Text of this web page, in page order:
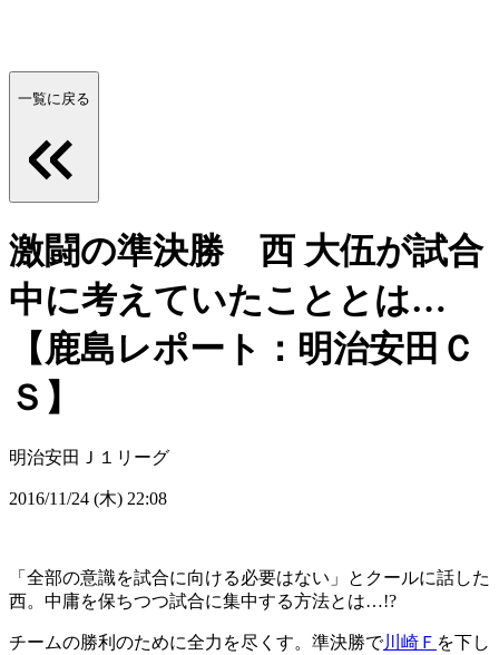
一覧に戻る
激闘の準決勝 西 大伍が試合
中に考えていたこととは…
【鹿島レポート：明治安田Ｃ
Ｓ】
明治安田Ｊ１リーグ
2016/11/24 (木) 22:08
「全部の意識を試合に向ける必要はない」とクールに話した
西。中庸を保ちつつ試合に集中する方法とは…!?
チームの勝利のために全力を尽くす。準決勝で川崎Ｆ を下し